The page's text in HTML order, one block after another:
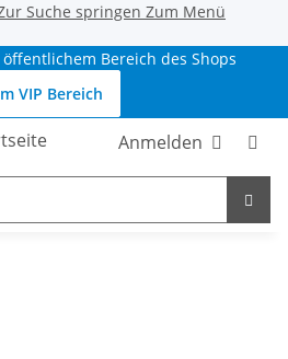
Suche springen Zum Menü
Bereich des Shops
VIP Bereich
Anmelden